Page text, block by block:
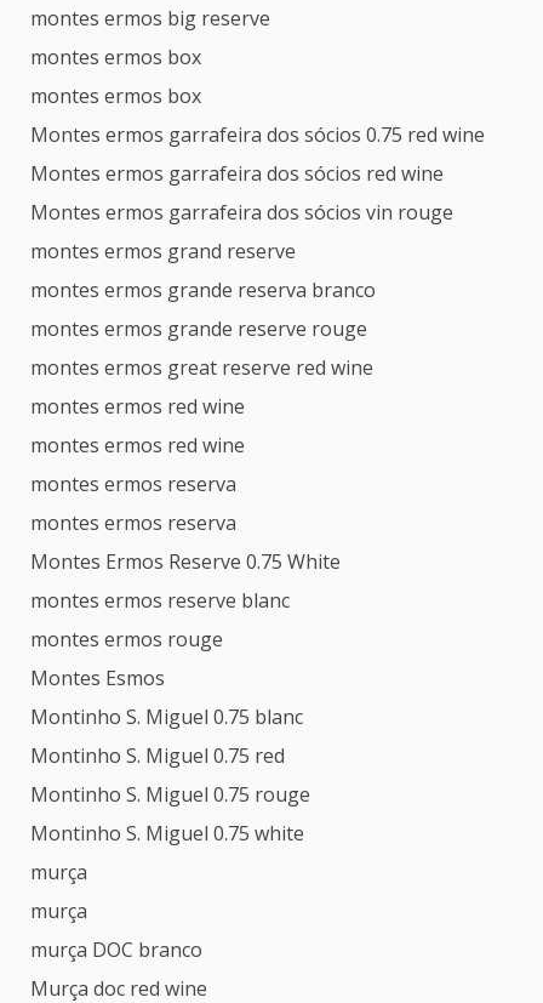
montes ermos big reserve
montes ermos box
montes ermos box
Montes ermos garrafeira dos sócios 0.75 red wine
Montes ermos garrafeira dos sócios red wine
Montes ermos garrafeira dos sócios vin rouge
montes ermos grand reserve
montes ermos grande reserva branco
montes ermos grande reserve rouge
montes ermos great reserve red wine
montes ermos red wine
montes ermos red wine
montes ermos reserva
montes ermos reserva
Montes Ermos Reserve 0.75 White
montes ermos reserve blanc
montes ermos rouge
Montes Esmos
Montinho S. Miguel 0.75 blanc
Montinho S. Miguel 0.75 red
Montinho S. Miguel 0.75 rouge
Montinho S. Miguel 0.75 white
murça
murça
murça DOC branco
Murça doc red wine